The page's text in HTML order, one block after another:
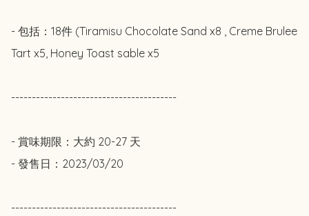
- 包括：18件 (Tiramisu Chocolate Sand x8 , Creme Brulee
Tart x5, Honey Toast sable x5
----------------------------------------
- 賞味期限：大約 20-27 天
- 發售日：2023/03/20
----------------------------------------